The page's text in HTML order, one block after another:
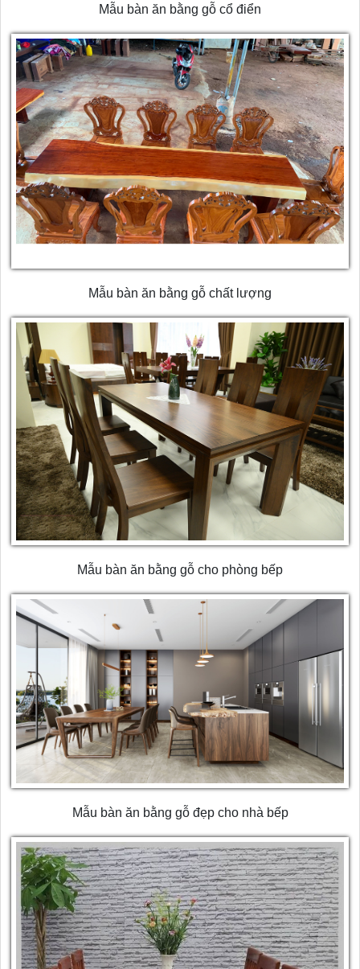
Mẫu bàn ăn bằng gỗ cổ điển
Mẫu bàn ăn bằng gỗ chất lượng
Mẫu bàn ăn bằng gỗ cho phòng bếp
Mẫu bàn ăn bằng gỗ đẹp cho nhà bếp